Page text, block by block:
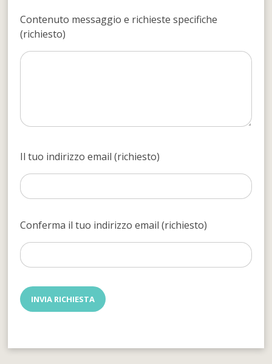
Contenuto messaggio e richieste specifiche
(richiesto)
Il tuo indirizzo email (richiesto)
Conferma il tuo indirizzo email (richiesto)